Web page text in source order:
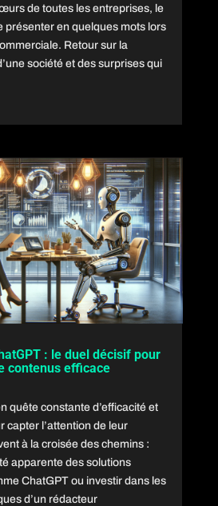
de toutes les entreprises, le
présenter en quelques mots lors
Retour sur la
société et des surprises qui
: le duel décisif pour
contenus efficace
quête constante d’efficacité et
capter l’attention de leur
à la croisée des chemins :
apparente des solutions
ChatGPT ou investir dans les
d’un rédacteur